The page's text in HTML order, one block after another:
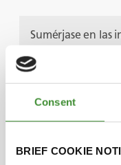
Consent
BRIEF COOKIE
Sumérjase en las
Acompañados
Presidenta de la
Poddar, Director
el mundo.